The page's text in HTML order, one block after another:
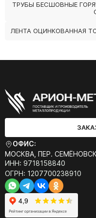
ТРУБЫ БЕСШОВНЫЕ
ЛЕНТА ОЦИНКОВАННАЯ
ОФИС:
МОСКВА, ПЕР.
ИНН: 9718158840
ОГРН: 1207700238910